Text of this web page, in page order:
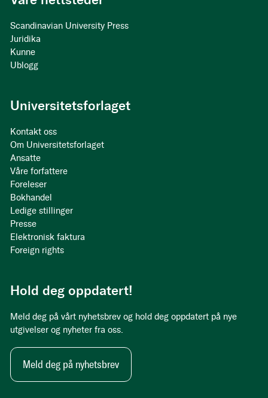
Scandinavian University Press
Juridika
Kunne
Ublogg
Universitetsforlaget
Kontakt oss
Om Universitetsforlaget
Ansatte
Våre forfattere
Foreleser
Bokhandel
Ledige stillinger
Presse
Elektronisk faktura
Foreign rights
Hold deg oppdatert!
Meld deg på vårt nyhetsbrev og hold deg oppdatert på nye
utgivelser og nyheter fra oss.
Meld deg på nyhetsbrev